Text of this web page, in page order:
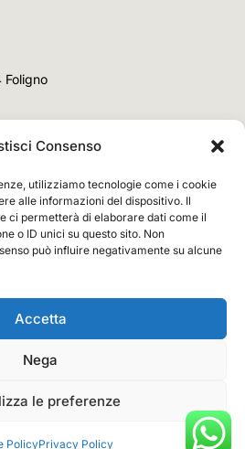
Consenso
utilizziamo tecnologie come i cookie
alle informazioni del dispositivo. Il
ci permetterà di elaborare dati come il
o ID unici su questo sito. Non
può influire negativamente su alcune
Accetta
Nega
le preferenze
PolicyPrivacy Policy
Foligno
Internet Solutions. All